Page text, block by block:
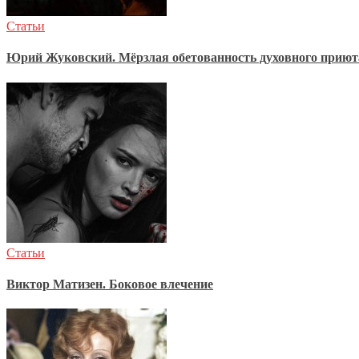
Статьи
Юрий Жуковский. Мёрзлая обетованность духовного
Статьи
Виктор Матизен. Боковое влечение